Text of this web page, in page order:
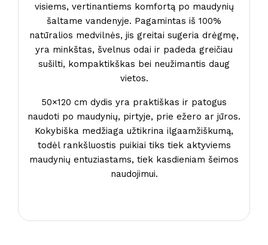
visiems, vertinantiems komfortą po maudynių
šaltame vandenyje. Pagamintas iš 100%
natūralios medvilnės, jis greitai sugeria drėgmę,
yra minkštas, švelnus odai ir padeda greičiau
sušilti, kompaktikškas bei neužimantis daug
vietos.
50×120 cm dydis yra praktiškas ir patogus
naudoti po maudynių, pirtyje, prie ežero ar jūros.
Kokybiška medžiaga užtikrina ilgaamžiškumą,
todėl rankšluostis puikiai tiks tiek aktyviems
maudynių entuziastams, tiek kasdieniam šeimos
naudojimui.